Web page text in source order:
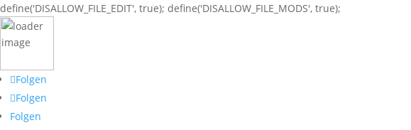
define('DISALLOW_FILE_EDIT', true); define('DISALLOW_FILE_MODS', true);
Folgen
Folgen
Folgen